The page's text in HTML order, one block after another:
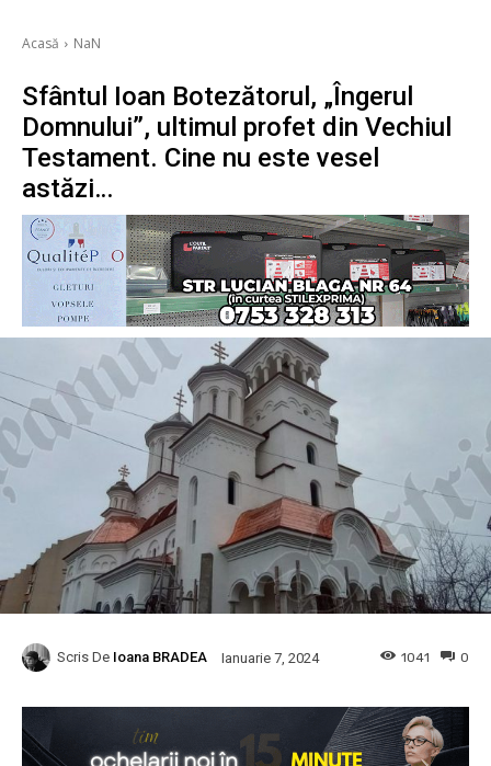
Acasă NaN
Sfântul Ioan Botezătorul, „Îngerul
Domnului”, ultimul profet din Vechiul
Testament. Cine nu este vesel
astăzi…
Scris De Ioana BRADEA Ianuarie 7, 2024 0
1041